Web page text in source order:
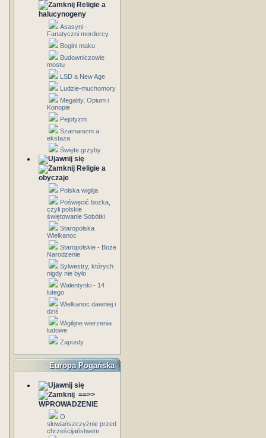
Religie a
halucynogeny
Asasyni -
Fanatyczni mordercy
Bogini maku
Budowniczowie
mostu
LSD a New Age
Ludzie-muchomory
Megality, Opium i
Konopie
Pejotyzm
Szamanizm a
ekstaza
Święte grzyby
Religie a
obyczaje
Polska wigilja
Poświęcić bożka,
czyli polskie
świętowanie Sobótki
Staropolska
Wielkanoc
Staropolskie - Boże
Narodzenie
Sylwestry, których
nigdy nie było
Walentynki - 14
lutego
Wielkanoc dawniej i
dziś
Wigilijne wierzenia
ludowe
Zapusty
Europa Pogańska
==>>
WPROWADZENIE
O
słowiańszczyźnie przed
chrześcijaństwem